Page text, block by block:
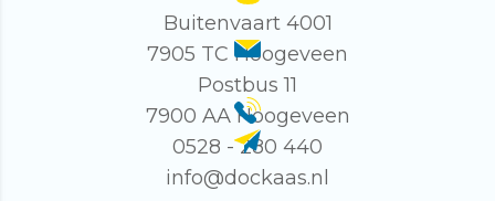
Buitenvaart 4001
7905 TC Hoogeveen
Postbus 11
7900 AA Hoogeveen
0528 - 280 440
info@dockaas.nl